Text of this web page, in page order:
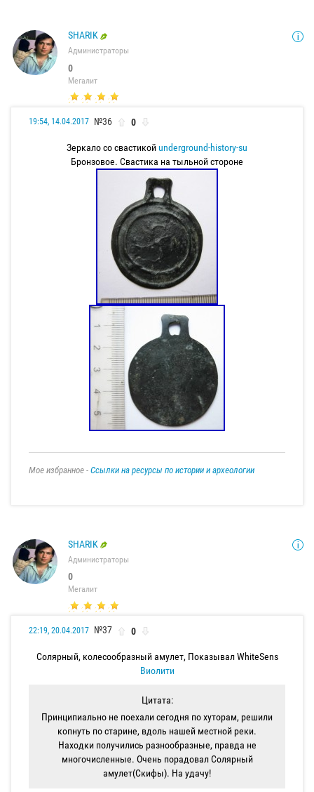
SHARIK
Администраторы
0
Мегалит
19:54, 14.04.2017 №36 0
Зеркало со свастикойunderground-history-su
Бронзовое. Свастика на тыльной стороне
Мое избранное - Ссылки на ресурсы по истории и археологии
SHARIK
Администраторы
0
Мегалит
22:19, 20.04.2017 №37 0
Солярный, колесообразный амулет, Показывал WhiteSens
Виолити
Цитата:
Принципиально не поехали сегодня по хуторам, решили
копнуть по старине, вдоль нашей местной реки.
Находки получились разнообразные, правда не
многочисленные. Очень порадовал Солярный
амулет(Скифы). На удачу!